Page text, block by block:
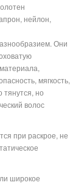
нейлон,
Они
мягкость,
тянутся, но
волос
при раскрое, не
широкое